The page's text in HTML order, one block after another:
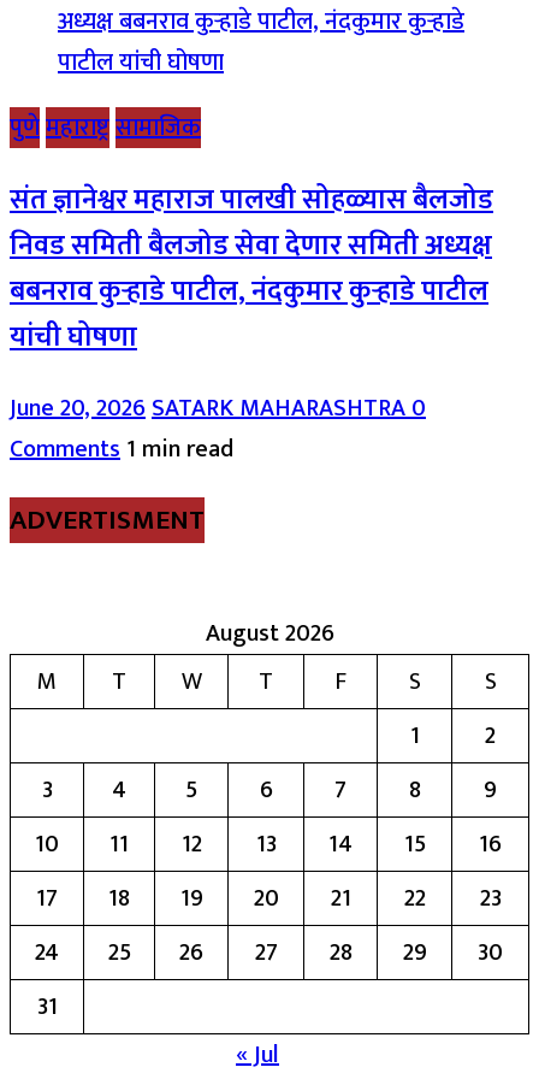
पुणेमहाराष्ट्रसामाजिक
संत ज्ञानेश्वर महाराज पालखी सोहळ्यास बैलजोड
निवड समिती बैलजोड सेवा देणार समिती अध्यक्ष
बबनराव कुऱ्हाडे पाटील, नंदकुमार कुऱ्हाडे पाटील
यांची घोषणा
June 20, 2026SATARK MAHARASHTRA0
Comments1 min read
ADVERTISMENT
August 2026
M
T W T F S
S
1
2
3
4 5 6 7 8
9
10
11 12 13 14 15
16
17
18 19 20 21 22
23
24
25 26 27 28 29
30
31
« Jul